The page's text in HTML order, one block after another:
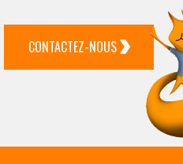
CONTACTEZ-NOUS